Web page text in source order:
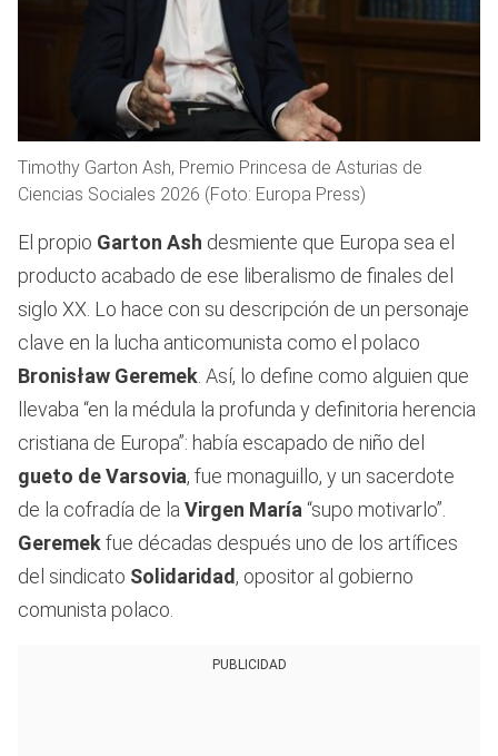
Timothy Garton Ash, Premio Princesa de Asturias de
Ciencias Sociales 2026 (Foto: Europa Press)
El propio Garton Ash desmiente que Europa sea el
producto acabado de ese liberalismo de finales del
siglo XX. Lo hace con su descripción de un personaje
clave en la lucha anticomunista como el polaco
Bronisław Geremek . Así, lo define como alguien que
llevaba “en la médula la profunda y definitoria herencia
cristiana de Europa”: había escapado de niño del
gueto de Varsovia, fue monaguillo, y un sacerdote
de la cofradía de la Virgen María “supo motivarlo”.
Geremekfue décadas después uno de los artífices
del sindicato Solidaridad, opositor al gobierno
comunista polaco.
PUBLICIDAD